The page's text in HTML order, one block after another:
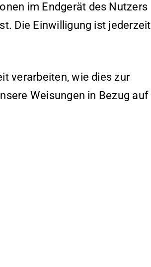
im Endgerät des Nutzers
Die Einwilligung ist jederzeit
verarbeiten, wie dies zur
Weisungen in Bezug auf